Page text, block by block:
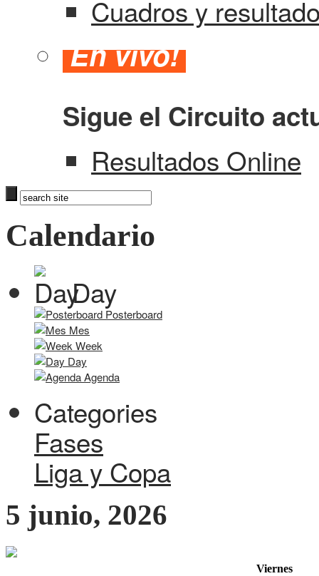
Cuadros y
En vivo!
Sigue el Circuito
Resultados Online
Calendario
Day
Posterboard
Mes
Week
Day
Agenda
Categories
Fases
Liga y Copa
5 junio, 2026
Viernes